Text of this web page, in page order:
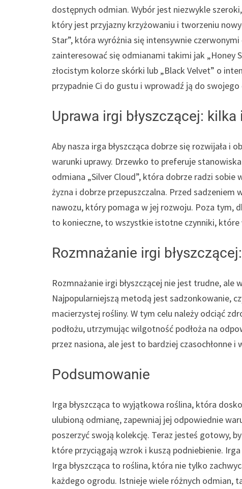
dostępnych odmian. Wybór jest niezwykle
który jest przyjazny krzyżowaniu i tworzeniu
Star”, która wyróżnia się intensywnie
zainteresować się odmianami takimi jak „Honey
złocistym kolorze skórki lub „Black Velvet” o
przypadnie Ci do gustu i wprowadź ją do
Uprawa irgi błyszczącej:
Aby nasza irga błyszcząca dobrze się rozwijała i
warunki uprawy. Drzewko to preferuje
odmiana „Silver Cloud”, która dobrze radzi
żyzna i dobrze przepuszczalna. Przed
nawozu, który pomaga w jej rozwoju. Poza tym,
to konieczne, to wszystkie istotne czynniki, które
Rozmnażanie irgi
Rozmnażanie irgi błyszczącej nie jest trudne, ale
Najpopularniejszą metodą jest sadzonkowanie,
macierzystej rośliny. W tym celu należy odciąć
podłożu, utrzymując wilgotność podłoża na
przez nasiona, ale jest to bardziej czasochłonne i
Podsumowanie
Irga błyszcząca to wyjątkowa roślina, która
ulubioną odmianę, zapewniaj jej odpowiednie
poszerzyć swoją kolekcję. Teraz jesteś gotowy,
które przyciągają wzrok i kuszą podniebienie. Irga
Irga błyszcząca to roślina, która nie tylko
każdego ogrodu. Istnieje wiele różnych odmian,